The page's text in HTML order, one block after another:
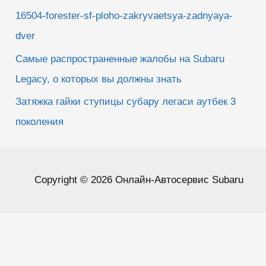
16504-forester-sf-ploho-zakryvaetsya-zadnyaya-
dver
Самые распространенные жалобы на Subaru
Legacy, о которых вы должны знать
Затяжка гайки ступицы субару легаси аутбек 3
поколения
Copyright © 2026 Онлайн-Автосервис Subaru